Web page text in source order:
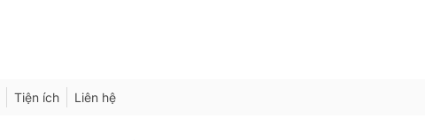
Tiện ích Liên hệ